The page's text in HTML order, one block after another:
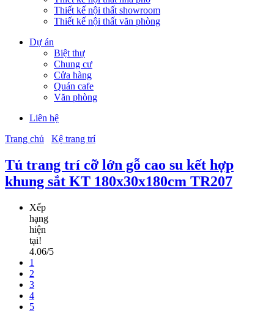
Thiết kế nội thất showroom
Thiết kế nội thất văn phòng
Dự án
Biệt thự
Chung cư
Cửa hàng
Quán cafe
Văn phòng
Liên hệ
Trang chủ
Kệ trang trí
Tủ trang trí cỡ lớn gỗ cao su kết hợp
khung sắt KT 180x30x180cm TR207
Xếp
hạng
hiện
tại!
4.06/5
1
2
3
4
5